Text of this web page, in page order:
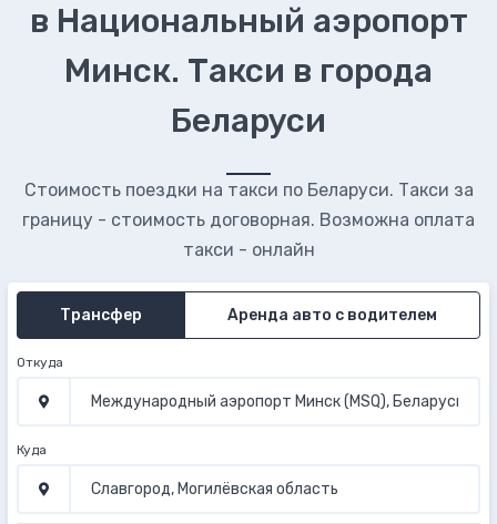
в Национальный аэропорт
Минск. Такси в города
Беларуси
Стоимость поездки на такси по Беларуси. Такси за
границу - стоимость договорная. Возможна оплата
такси - онлайн
Трансфер Аренда авто с водителем
Откуда
Куда